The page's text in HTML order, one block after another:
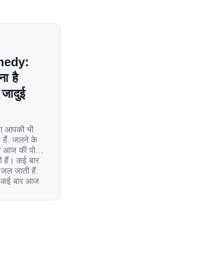
है
आपकी भी
हैं. जलने के
की पोस्ट
हैं। कई बार
जाती हैं.
कई बार आज